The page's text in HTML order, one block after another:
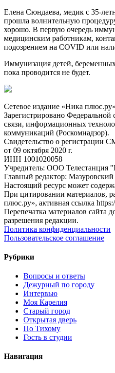
Елена Сюндаева, медик с 35-
прошла волнительную
хорошо. В первую очередь
медицинским работникам,
подозрением на COVID или
Иммунизация детей,
пока проводится не будет.
Сетевое издание «Ника плюс.ру»
Зарегистрировано Федеральной
связи, информационных
коммуникаций (Роскомнадзор).
Свидетельство о
от 09 октября 2020 г.
ИНН 1001020058
Учредитель: ООО
Главный редактор:
Настоящий ресурс может
При цитировании материалов,
плюс.ру», активная ссылка
Перепечатка материалов сайта
разрешения редакции.
Политика конфиденциальности
Пользовательское соглашение
Рубрики
Вопросы и ответы
Дежурный по городу
Интервью
Моя Карелия
Старый город
Открытая дверь
По Тихому
Гость в студии
Навигация